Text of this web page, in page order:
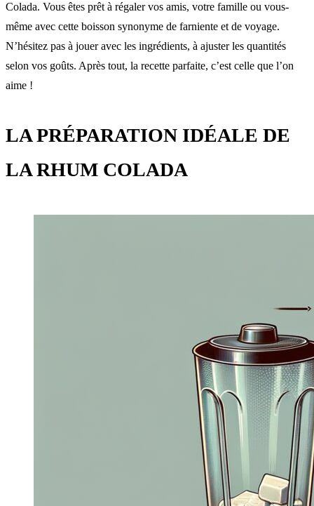
Colada. Vous êtes prêt à régaler vos amis, votre famille ou vous-
même avec cette boisson synonyme de farniente et de voyage.
N’hésitez pas à jouer avec les ingrédients, à ajuster les quantités
selon vos goûts. Après tout, la recette parfaite, c’est celle que l’on
aime !
LA PRÉPARATION IDÉALE DE
LA RHUM COLADA